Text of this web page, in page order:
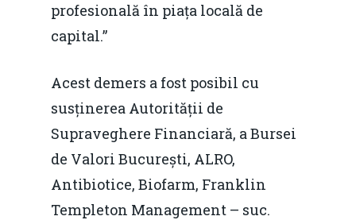
profesională în piața locală de
capital.”
Acest demers a fost posibil cu
susținerea Autorității de
Supraveghere Financiară, a Bursei
de Valori București, ALRO,
Antibiotice, Biofarm, Franklin
Templeton Management – suc.
Durabilă
Decembrie 2015
Energia
pentru o Românie